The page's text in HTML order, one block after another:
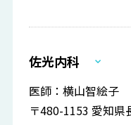
佐光内科
医師：横山智絵子
〒480-1153 愛知